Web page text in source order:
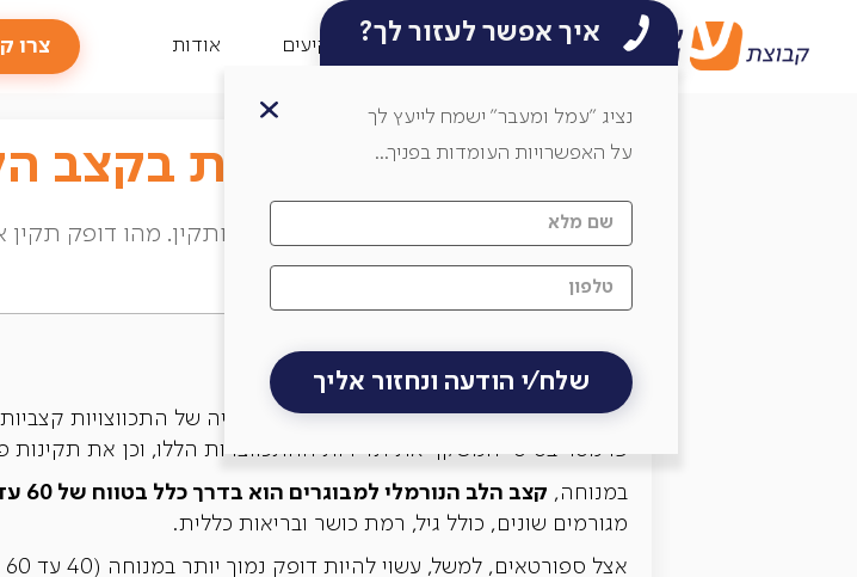
בלוג קריירה למשקיעים אודות צרו איך אפשר לעזור לך?
נציג ״עמל ומעבר״ ישמח לייעץ לך
על האפשרויות העומדות בפניך...
בלוג עמל ומעבר / דופק תקין, הפרעות בקצב הלב וסימנים להתקף לב
דופק תקין, הפרעות בקצב
דופק סדיר הוא תוצאה של קצב לב אחיד ותקין. מהו דופק
התקף לב?
דופק (קצב לב) תקין במנוחה
הלב האנושי הוא פלא ביולוגי המתזמר סימפוניה של התכווצויות
פרמטר בסיסי המשקף את תדירות ההתכווצויות הללו, וכן את תקינות
במנוחה, קצב הלב הנורמלי למבוגרים הוא בדרך כלל בטווח של 60 עד 90 פעימות לדקה
מגורמים שונים, כולל גיל, רמת כושר ובריאות כללית.